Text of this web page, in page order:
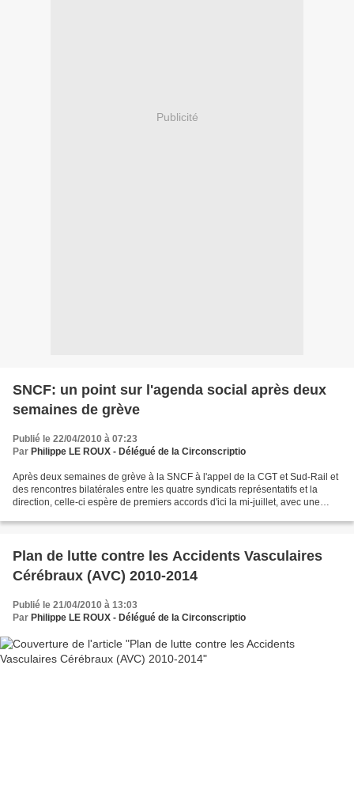
Publicité
SNCF: un point sur l'agenda social après deux
semaines de grève
Publié le 22/04/2010 à 07:23
Par Philippe LE ROUX - Délégué de la Circonscriptio
Après deux semaines de grève à la SNCF à l'appel de la CGT et Sud-Rail et
des rencontres bilatérales entre les quatre syndicats représentatifs et la
direction, celle-ci espère de premiers accords d'ici la mi-juillet, avec une
Plan de lutte contre les Accidents Vasculaires
Cérébraux (AVC) 2010-2014
Publié le 21/04/2010 à 13:03
Par Philippe LE ROUX - Délégué de la Circonscriptio